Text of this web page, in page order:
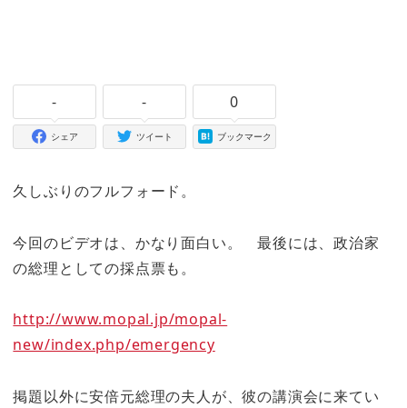
-
シェア
-
ツイート
0
ブックマーク
久しぶりのフルフォード。
今回のビデオは、かなり面白い。 最後には、政治家
の総理としての採点票も。
http://www.mopal.jp/mopal-
new/index.php/emergency
掲題以外に安倍元総理の夫人が、彼の講演会に来てい